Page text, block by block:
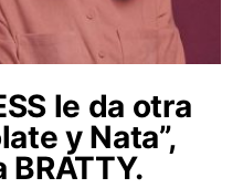
le da otra
y Nata”,